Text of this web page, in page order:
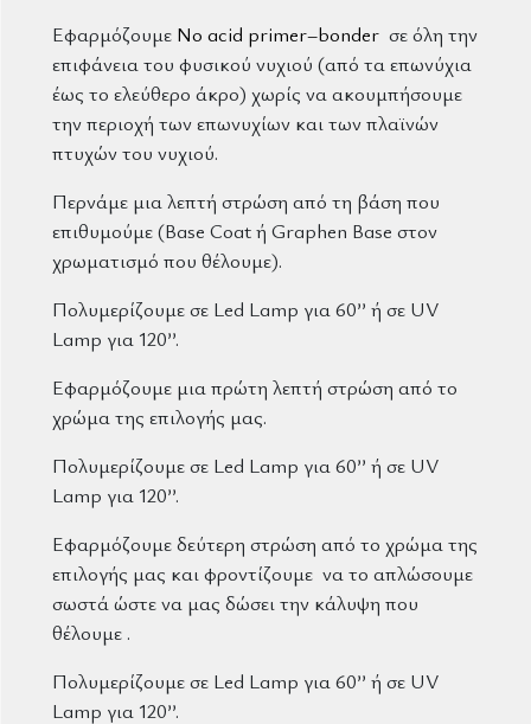
Εφαρμόζουμε No acid primer–bonder σε όλη την
επιφάνεια του φυσικού νυχιού (από τα επωνύχια
έως το ελεύθερο άκρο) χωρίς να ακουμπήσουμε
την περιοχή των επωνυχίων και των πλαϊνών
πτυχών του νυχιού.
Περνάμε μια λεπτή στρώση από τη βάση που
επιθυμούμε (Base Coat ή Graphen Base στον
χρωματισμό που θέλουμε).
Πολυμερίζουμε σε Led Lamp για 60’’ ή σε UV
Lamp για 120’’.
Εφαρμόζουμε μια πρώτη λεπτή στρώση από το
χρώμα της επιλογής μας.
Πολυμερίζουμε σε Led Lamp για 60’’ ή σε UV
Lamp για 120’’.
Εφαρμόζουμε δεύτερη στρώση από το χρώμα της
επιλογής μας και φροντίζουμε να το απλώσουμε
σωστά ώστε να μας δώσει την κάλυψη που
θέλουμε .
Πολυμερίζουμε σε Led Lamp για 60’’ ή σε UV
Lamp για 120’’.